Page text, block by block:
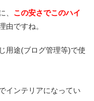
、 この安さでこのハイ
由ですね。
用途(ブログ管理等)で使
インテリアになってい